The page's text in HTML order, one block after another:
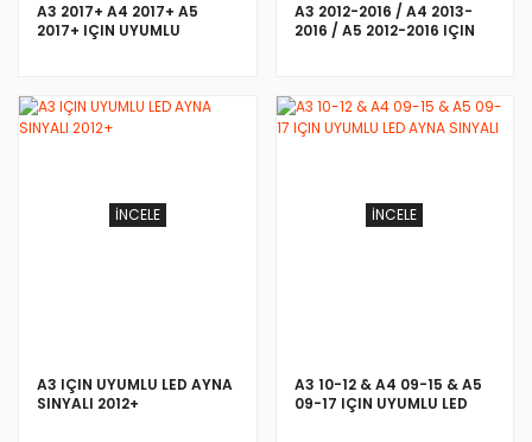
A3 2017+ A4 2017+ A5
2017+ IÇIN UYUMLU
A3 2012-2016 / A4 2013-
2016 / A5 2012-2016 IÇIN
İNCELE
A3 IÇIN UYUMLU LED AYNA
SINYALI 2012+
İNCELE
A3 10-12 & A4 09-15 & A5
09-17 IÇIN UYUMLU LED